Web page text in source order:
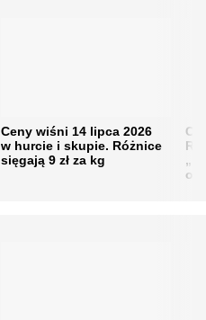
Ceny wiśni 14 lipca 2026
w hurcie i skupie. Różnice
sięgają 9 zł za kg